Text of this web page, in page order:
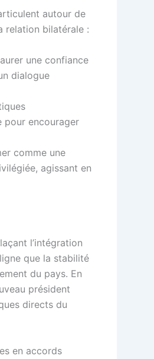
autour de
relation bilatérale :
une confiance
dialogue
pour encourager
comme une
agissant en
l’intégration
que la stabilité
du pays. En
président
directs du
en accords